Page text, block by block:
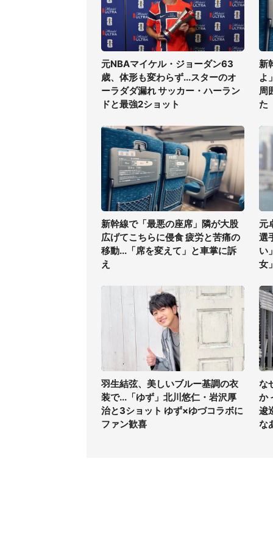
元NBAマイケル・ジョーダン63
歳、体形も変わらず...スターのオ
ーラダダ漏れ サッカー・ハーラン
ドと最強2ショット
新
よ
周
た
新幹線で「最悪の座席」隣が大股
広げてこちらに侵食 疲労と苦痛の
移動...「席を変えて」と車掌に訴
え
元
選
い
女
羽生結弦、美しいブルー基調の衣
装で...「ゆず」北川悠仁・岩沢厚
治と3ショット ゆず×ゆづコラボに
ファン歓喜
な
か
逡
な